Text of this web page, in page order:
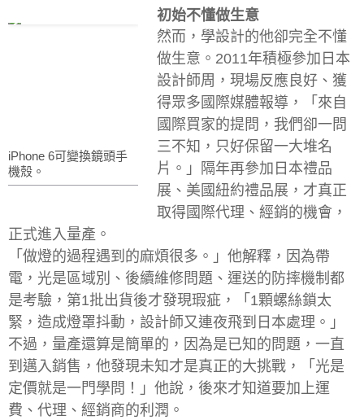
iPhone 6可變換鏡頭手
機殼。
初始不懂做生意
然而，學設計的他卻完全不懂
做生意。2011年積極參加日本
設計師周，現場反應良好、獲
得眾多國際媒體報導，「來自
國際買家的提問，我們卻一問
三不知，只好保留一大堆名
片。」隔年再參加日本禮品
展、美國紐約禮品展，才真正
取得國際代理、經銷的機會，
正式進入量產。
「做燈的過程遇到的麻煩很多。」他解釋，因為帶
電，光是區域別、後續維修問題、運送的防摔機制都
是考驗，第1批出貨後才發現瑕疵，「1顆螺絲鎖太
緊，造成燈罩抖動，設計師又連夜飛到日本處理。」
不過，量產還算是簡單的，因為是已知的問題，一直
到邁入銷售，他發現未知才是真正的大挑戰，「光是
定價就是一門學問！」他說，後來才知道要加上運
費、代理、經銷商的利潤。